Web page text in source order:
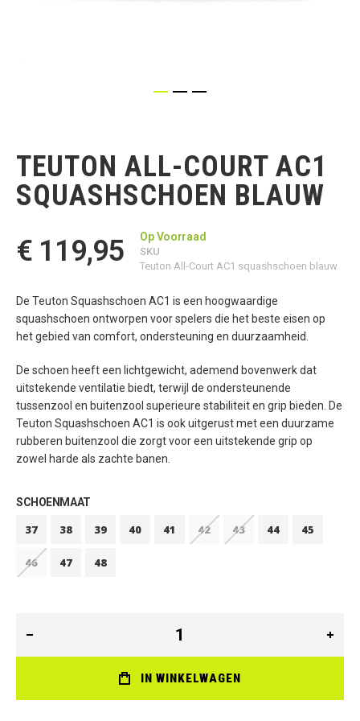
begin
van
de
afbeeldingen-
TEUTON ALL-COURT AC1
SQUASHSCHOEN BLAUW
€ 119,95
Op Voorraad
SKU
Teuton All-Court AC1 squashschoen blauw
De Teuton Squashschoen AC1 is een hoogwaardige
squashschoen ontworpen voor spelers die het beste eisen op
het gebied van comfort, ondersteuning en duurzaamheid.
De schoen heeft een lichtgewicht, ademend bovenwerk dat
uitstekende ventilatie biedt, terwijl de ondersteunende
tussenzool en buitenzool superieure stabiliteit en grip bieden. De
Teuton Squashschoen AC1 is ook uitgerust met een duurzame
rubberen buitenzool die zorgt voor een uitstekende grip op
zowel harde als zachte banen.
SCHOENMAAT
37 38 39 40 41 42 43 44 45
46 47 48
IN WINKELWAGEN